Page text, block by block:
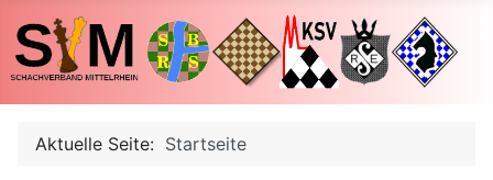
Aktuelle Seite: Startseite